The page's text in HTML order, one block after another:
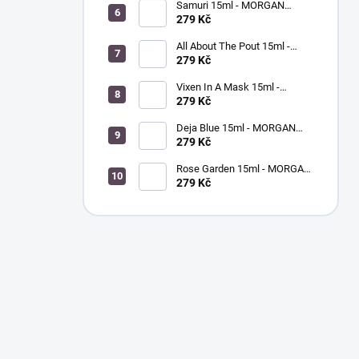
Samuri 15ml - MORGAN
TAYLOR - lak na nehty
279 Kč
All About The Pout 15ml -
MORGAN TAYLOR - lak na
279 Kč
Vixen In A Mask 15ml -
MORGAN TAYLOR - lak na
279 Kč
Deja Blue 15ml - MORGAN
TAYLOR - lak na nehty
279 Kč
Rose Garden 15ml - MORGAN
TAYLOR - lak na nehty
279 Kč